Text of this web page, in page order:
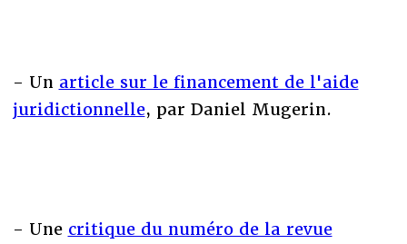
- Un article sur le financement de l'aide
juridictionnelle, par Daniel Mugerin.
- Une critique du numéro de la revue